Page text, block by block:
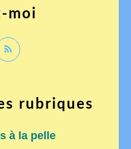
moi
rubriques
à la pelle